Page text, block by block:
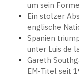
um sein
Ein stolzer
englische
Spanien
unter Luis de
Gareth
EM-Titel seit